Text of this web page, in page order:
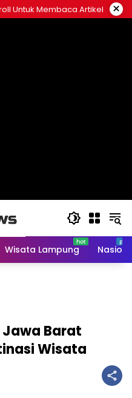
Untuk Membaca Artikel ×
Wisata Lampung
Barat
Wisata